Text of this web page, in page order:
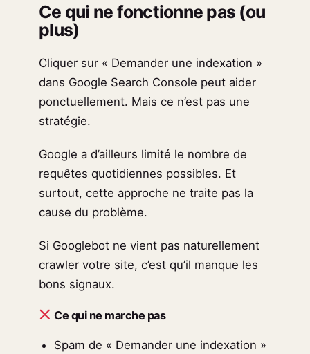
Ce qui ne fonctionne pas (ou
plus)
Cliquer sur « Demander une indexation »
dans Google Search Console peut aider
ponctuellement. Mais ce n’est pas une
stratégie.
Google a d’ailleurs limité le nombre de
requêtes quotidiennes possibles. Et
surtout, cette approche ne traite pas la
cause du problème.
Si Googlebot ne vient pas naturellement
crawler votre site, c’est qu’il manque les
bons signaux.
Ce qui ne marche pas
Spam de « Demander une indexation »